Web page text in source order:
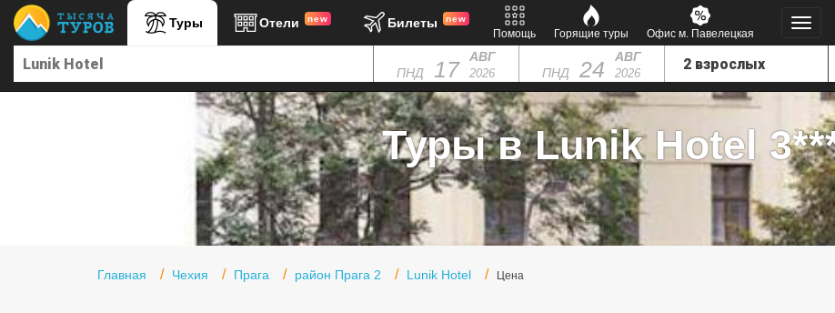
Туры Отели new Билеты new
Помощь Горящие туры Офис м. Павелецкая
ПНД 17 АВГ
2026 ПНД 24 АВГ
2026
Туры в Lunik Hotel
Главная Чехия Прага район Прага 2 Lunik Hotel Цена
Главная